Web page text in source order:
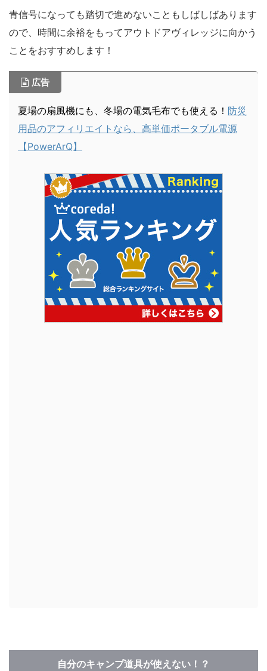
青信号になっても踏切で進めないこともしばしばあります
ので、時間に余裕をもってアウトドアヴィレッジに向かう
ことをおすすめします！
広告
夏場の扇風機にも、冬場の電気毛布でも使える！ 防災
用品のアフィリエイトなら、高単価ポータブル電源
【PowerArQ】
自分のキャンプ道具が使えない！？